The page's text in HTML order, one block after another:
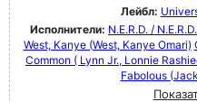
Лейбл:
Исполнители: N.E.R.D. / N.E.R.D.
West, Kanye (West, Kanye Omari)
Common ( Lynn Jr., Lonnie
Fabolous